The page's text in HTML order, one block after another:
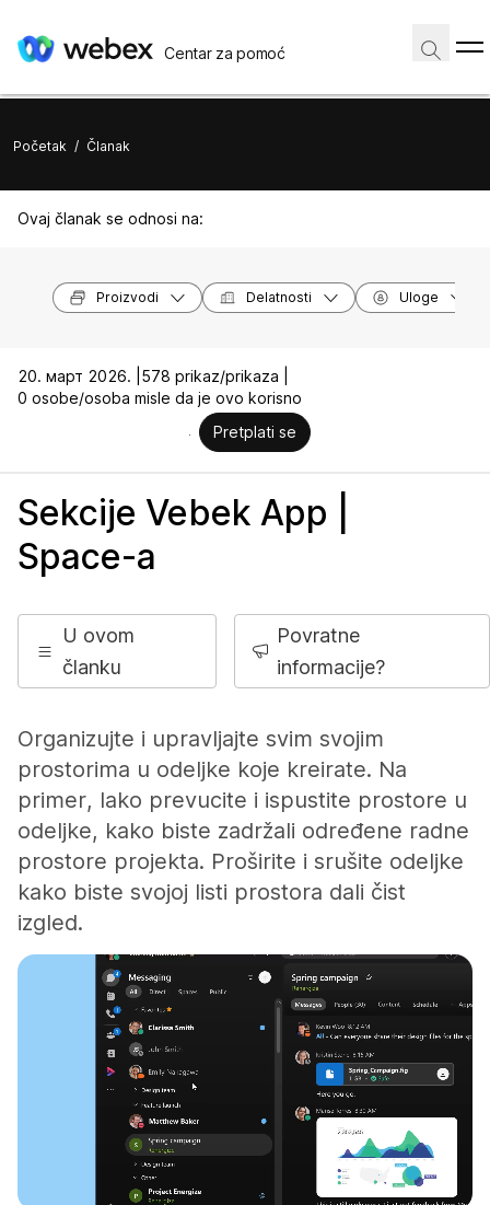
Centar za pomoć
Početak / Članak
Ovaj članak se odnosi na:
Proizvodi Delatnosti Uloge
20. март 2026. | 578 prikaz/prikaza |
0 osobe/osoba misle da je ovo korisno
Pretplati se
Sekcije Vebek App |
Space-a
U ovom
članku
Povratne
informacije?
Organizujte i upravljajte svim svojim
prostorima u odeljke koje kreirate. Na
primer, lako prevucite i ispustite prostore u
odeljke, kako biste zadržali određene radne
prostore projekta. Proširite i srušite odeljke
kako biste svojoj listi prostora dali čist
izgled.